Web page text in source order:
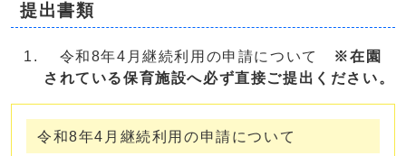
提出書類
令和8年4月継続利用の申請について ※在園
されている保育施設へ必ず直接ご提出ください。
令和8年4月継続利用の申請について